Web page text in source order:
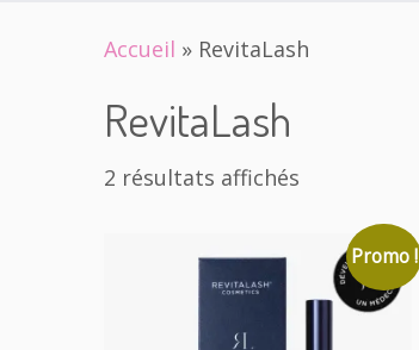
Accueil » RevitaLash
RevitaLash
2 résultats affichés
popularité
Promo !